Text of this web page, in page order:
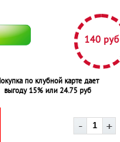
140 руб
по клубной карте дает
выгоду 15% или 24.75 руб